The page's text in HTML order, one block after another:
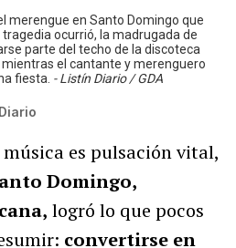
merengue en Santo Domingo que
ocurrió, la madrugada de
parte del techo de la discoteca
el cantante y merenguero
fiesta. - Listín Diario / GDA
es pulsación vital,
Domingo,
logró lo que pocos
convertirse en